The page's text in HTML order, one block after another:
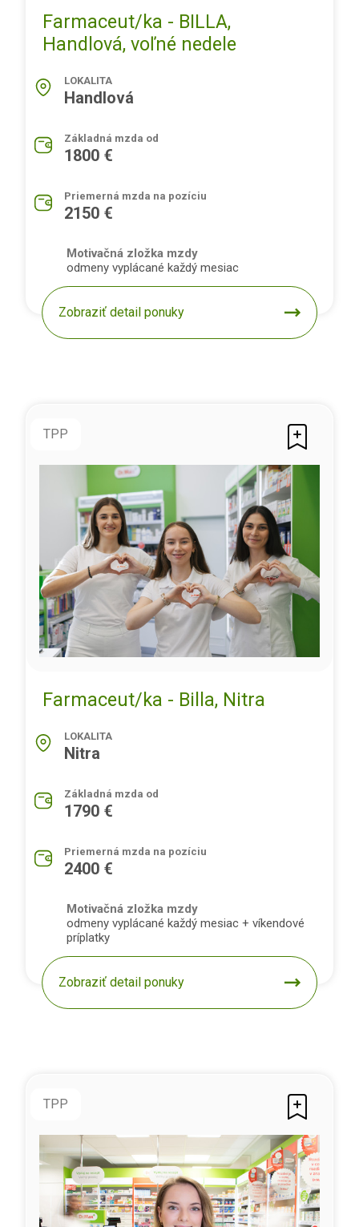
Farmaceut/ka - BILLA,
Handlová, voľné nedele
LOKALITA
Handlová
Základná mzda od
1800 €
Priemerná mzda na pozíciu
2150 €
Motivačná zložka mzdy
odmeny vyplácané každý mesiac
Zobraziť detail ponuky
TPP
Farmaceut/ka - Billa, Nitra
LOKALITA
Nitra
Základná mzda od
1790 €
Priemerná mzda na pozíciu
2400 €
Motivačná zložka mzdy
odmeny vyplácané každý mesiac + víkendové
príplatky
Zobraziť detail ponuky
TPP